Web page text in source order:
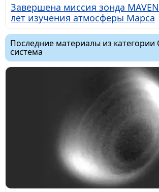
Завершена миссия зонда
лет изучения атмосферы Марса
Последние материалы из категории
система